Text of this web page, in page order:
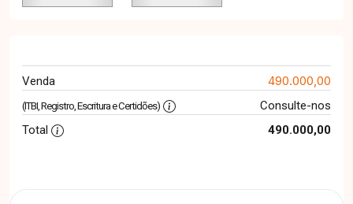
Venda 490.000,00
(ITBI, Registro, Escritura e Certidões)
Consulte-nos
Total
490.000,00